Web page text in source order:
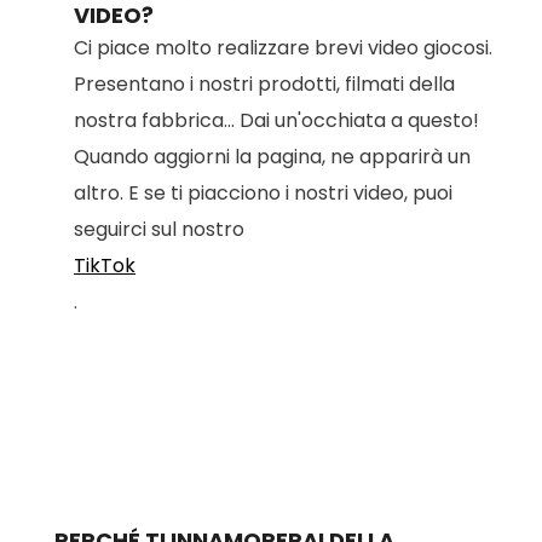
VIDEO?
Ci piace molto realizzare brevi video giocosi.
Presentano i nostri prodotti, filmati della
nostra fabbrica... Dai un'occhiata a questo!
Quando aggiorni la pagina, ne apparirà un
altro. E se ti piacciono i nostri video, puoi
seguirci sul nostro
TikTok
.